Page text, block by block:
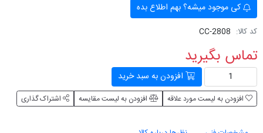
کی موجود میشه؟ بهم اطلاع بده
کد کالا: CC-2808
تماس بگیرید
افزودن به سبد خرید
افزودن به لیست مورد علاقه افزودن به لیست مقایسه اشتراک گذاری